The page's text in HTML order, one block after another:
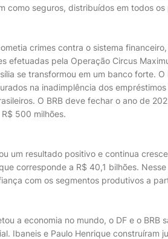
como seguros, distribuídos em todos
crimes contra o sistema
efetuadas pela Operação Circus
se transformou em um banco forte.
na inadimplência dos
O BRB deve fechar o ano de
500 milhões.
um resultado positivo e continua
corresponde a R$ 40,1 bilhões.
com os segmentos produtivos a
a economia no mundo, o DF e o BRB
Ibaneis e Paulo Henrique construíram